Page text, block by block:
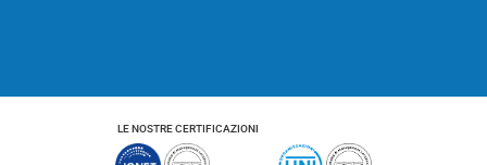
LE NOSTRE CERTIFICAZIONI